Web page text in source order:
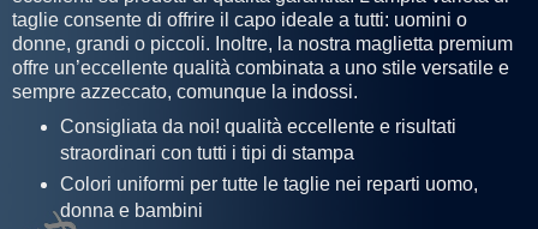
taglie consente di offrire il capo ideale a tutti: uomini o
donne, grandi o piccoli. Inoltre, la nostra maglietta premium
offre un’eccellente qualità combinata a uno stile versatile e
sempre azzeccato, comunque la indossi.
Consigliata da noi! qualità eccellente e risultati
straordinari con tutti i tipi di stampa
Colori uniformi per tutte le taglie nei reparti uomo,
donna e bambini